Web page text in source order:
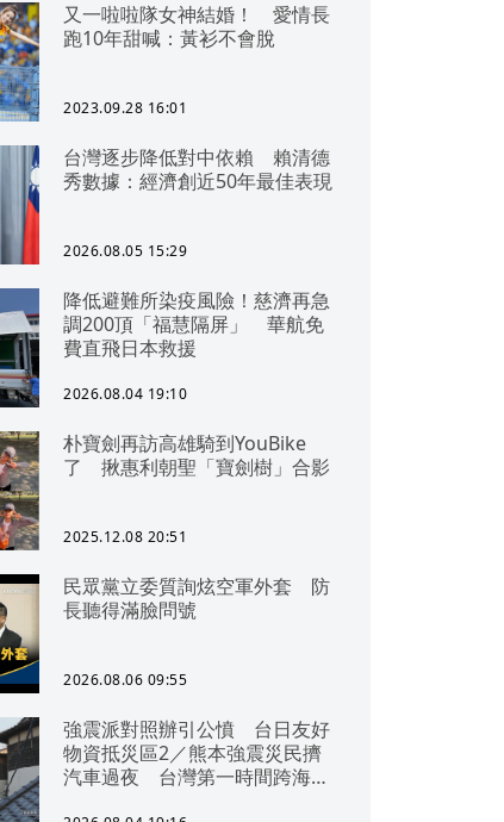
又一啦啦隊女神結婚！ 愛情長
跑10年甜喊：黃衫不會脫
2023.09.28 16:01
台灣逐步降低對中依賴 賴清德
秀數據：經濟創近50年最佳表現
2026.08.05 15:29
降低避難所染疫風險！慈濟再急
調200頂「福慧隔屏」 華航免
費直飛日本救援
2026.08.04 19:10
朴寶劍再訪高雄騎到YouBike
了 揪惠利朝聖「寶劍樹」合影
2025.12.08 20:51
民眾黨立委質詢炫空軍外套 防
長聽得滿臉問號
2026.08.06 09:55
強震派對照辦引公憤 台日友好
物資抵災區2／熊本強震災民擠
汽車過夜 台灣第一時間跨海急